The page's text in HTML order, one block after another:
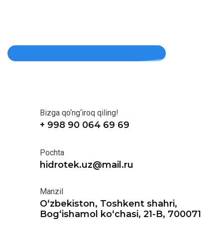
Bizga qo‘ng‘iroq qiling!
+ 998 90 064 69 69
Pochta
hidrotek.uz@mail.ru
Manzil
O‘zbekiston, Toshkent shahri,
Bog‘ishamol ko‘chasi, 21-B, 700071